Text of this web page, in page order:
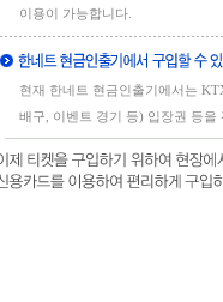
이용이 가능합니다.
현재 한네트 현금인출기에서는
배구, 이벤트 경기 등) 입장권 등